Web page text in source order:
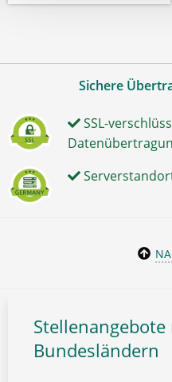
Sichere
SSL-
Stellenangebote
Bundesländern